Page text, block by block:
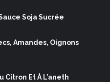
Soja Sucrée
Amandes, Oignons
Citron Et À L’aneth